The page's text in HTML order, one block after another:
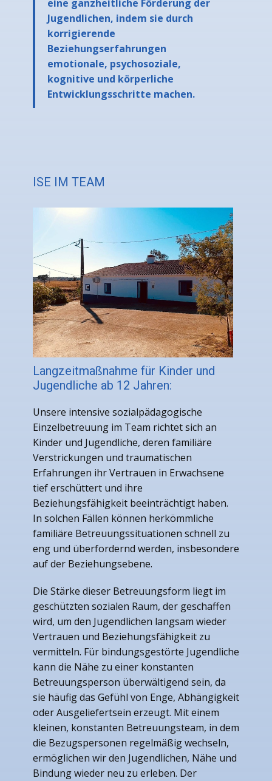
eine ganzheitliche Förderung der
Jugendlichen, indem sie durch
korrigierende
Beziehungserfahrungen
emotionale, psychosoziale,
kognitive und körperliche
Entwicklungsschritte machen.
ISE IM TEAM
Langzeitmaßnahme für Kinder und
Jugendliche ab 12 Jahren:
Unsere intensive sozialpädagogische
Einzelbetreuung im Team richtet sich an
Kinder und Jugendliche, deren familiäre
Verstrickungen und traumatischen
Erfahrungen ihr Vertrauen in Erwachsene
tief erschüttert und ihre
Beziehungsfähigkeit beeinträchtigt haben.
In solchen Fällen können herkömmliche
familiäre Betreuungssituationen schnell zu
eng und überfordernd werden, insbesondere
auf der Beziehungsebene.
Die Stärke dieser Betreuungsform liegt im
geschützten sozialen Raum, der geschaffen
wird, um den Jugendlichen langsam wieder
Vertrauen und Beziehungsfähigkeit zu
vermitteln. Für bindungsgestörte Jugendliche
kann die Nähe zu einer konstanten
Betreuungsperson überwältigend sein, da
sie häufig das Gefühl von Enge, Abhängigkeit
oder Ausgeliefertsein erzeugt. Mit einem
kleinen, konstanten Betreuungsteam, in dem
die Bezugspersonen regelmäßig wechseln,
ermöglichen wir den Jugendlichen, Nähe und
Bindung wieder neu zu erleben. Der